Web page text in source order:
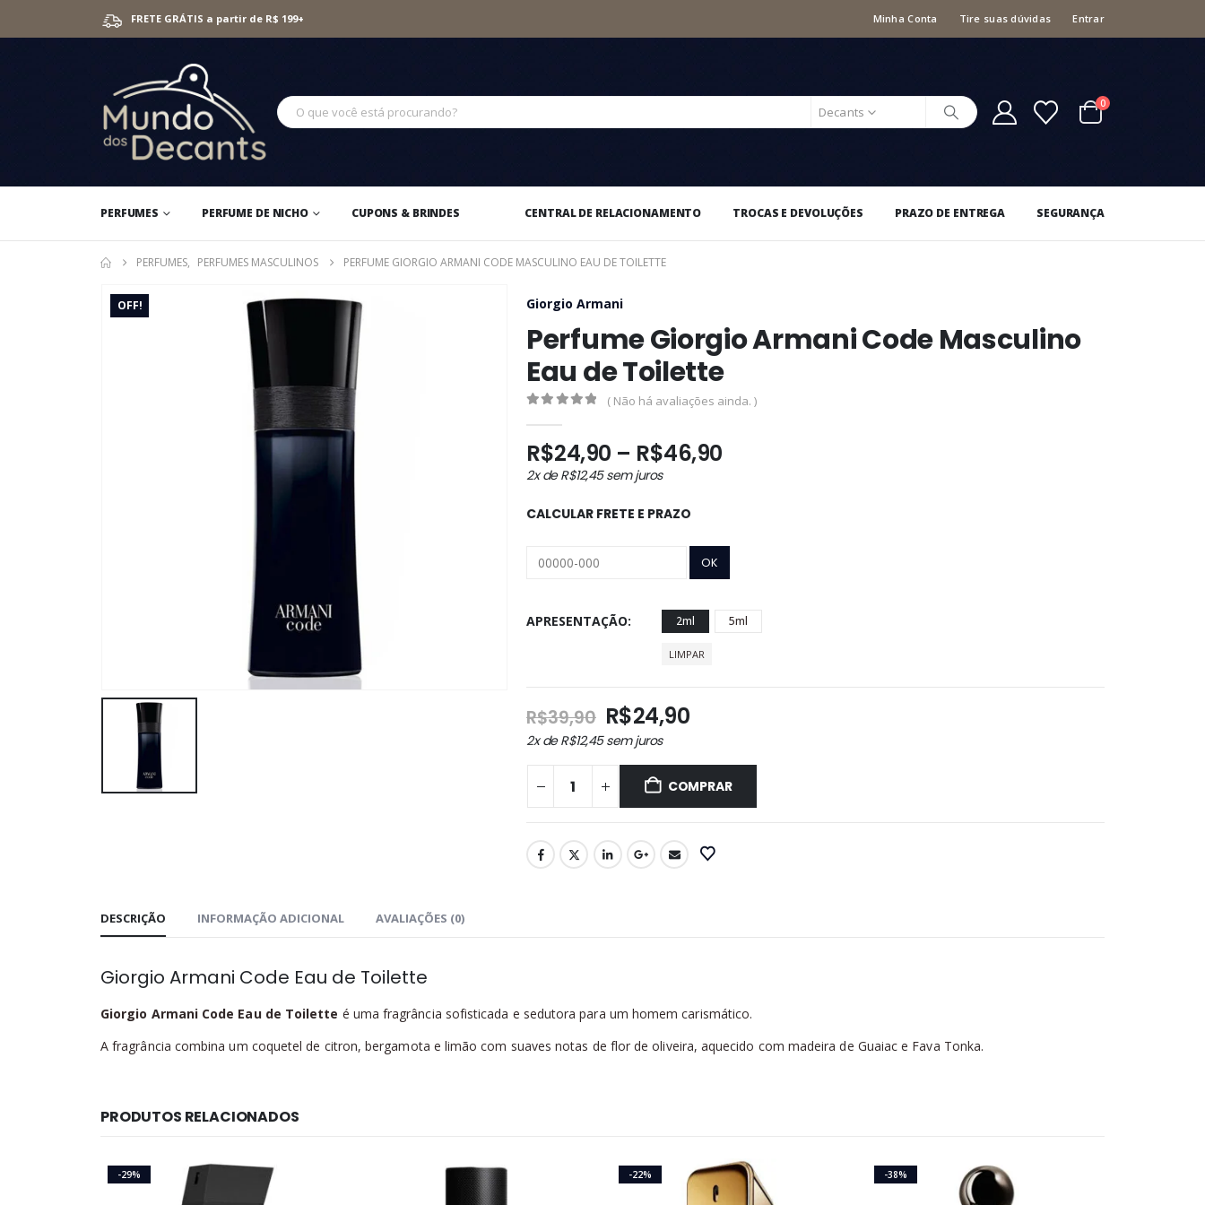
FRETE GRÁTIS a partir de R$ 199+ Minha Conta Tire suas dúvidas Entrar
Decants
0
PERFUMES PERFUME DE NICHO CUPONS & BRINDES CENTRAL DE RELACIONAMENTO TROCAS E DEVOLUÇÕES PRAZO DE ENTREGA SEGURANÇA
PERFUMES, PERFUMES MASCULINOS PERFUME GIORGIO ARMANI CODE MASCULINO EAU DE TOILETTE
OFF! Giorgio Armani
Perfume Giorgio Armani Code Masculino
Eau de Toilette
( Não há avaliações ainda. )
R$24,90 – R$46,90Faixa
através
2x deR$12,45sem juros
CALCULAR FRETE E PRAZO
APRESENTAÇÃO 2ml 5ml
LIMPAR
R$39,90 O
preço
original
era:
R$39,90.
R$24,90O
atual
é:
R$24,90.
2x deR$12,45sem juros
COMPRAR
DESCRIÇÃO INFORMAÇÃO ADICIONAL AVALIAÇÕES (0)
Giorgio Armani Code Eau de Toilette
Giorgio Armani Code Eau de Toilette é uma fragrância sofisticada e sedutora para um homem carismático.
A fragrância combina um coquetel de citron, bergamota e limão com suaves notas de flor de oliveira, aquecido com madeira de Guaiac e Fava Tonka.
PRODUTOS RELACIONADOS
-29% -22% -38%